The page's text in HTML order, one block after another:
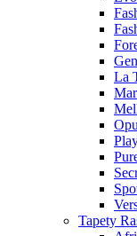
La
Tapety